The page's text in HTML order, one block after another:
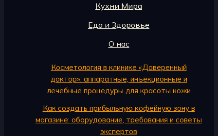
Кухни Мира
Еда и Здоровье
О нас
Косметология в клинике «Доверенный
доктор»: аппаратные, инъекционные и
лечебные процедуры для красоты кожи
Как создать прибыльную кофейную зону в
магазине: оборудование, требования и советы
экспертов